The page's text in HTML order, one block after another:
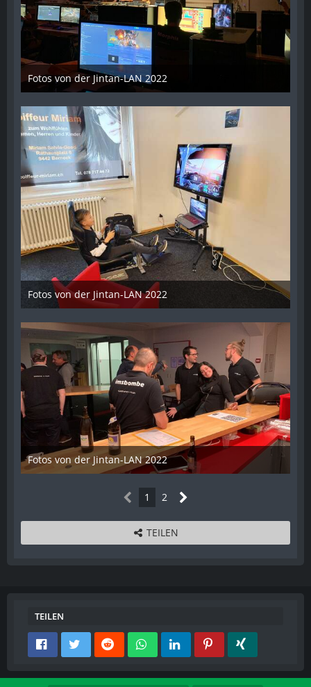
Fotos von der Jintan-LAN 2022
17. Oktober 2022
Fotos von der Jintan-LAN 2022
17. Oktober 2022
Fotos von der Jintan-LAN 2022
17. Oktober 2022
1 2
TEILEN
TEILEN